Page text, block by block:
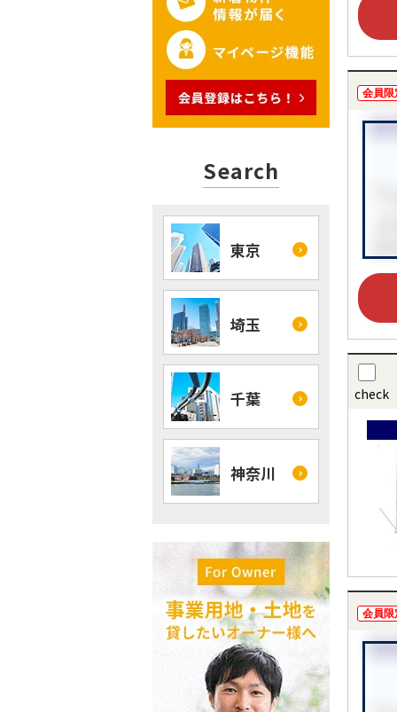
会員限
check
会員限
Search
東京
埼玉
千葉
神奈川